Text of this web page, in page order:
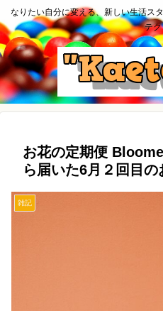
なりたい自分に変える、新しい生活ス
テク
お花の定期便
ら届いた6月２回目の
雑記